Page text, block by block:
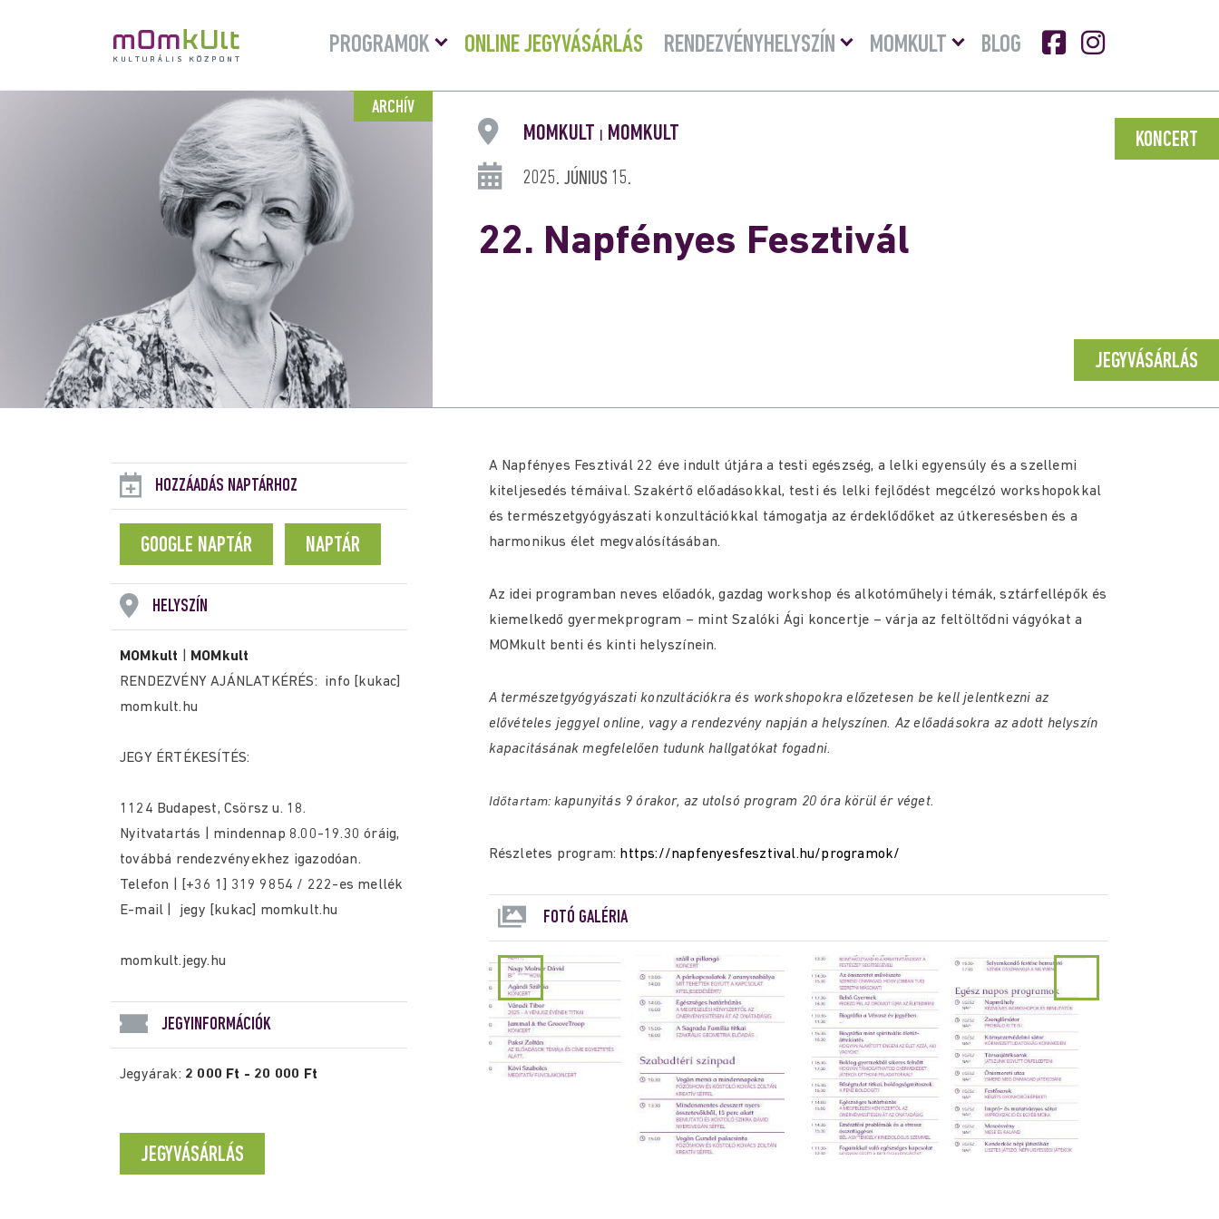
PROGRAMOK
Menü
lenyitása
ONLINE JEGYVÁSÁRLÁS RENDEZVÉNYHELYSZÍN
Menü
lenyitásaMOMKULT
Menü
lenyitása
BLOG
ARCHÍV
KONCERT
MOMKULT MOMKULT
2025. JÚNIUS 15.
22. Napfényes Fesztivál
JEGYVÁSÁRLÁS
HOZZÁADÁS NAPTÁRHOZ
GOOGLE NAPTÁR NAPTÁR
HELYSZÍN
MOMkult
MOMkult
RENDEZVÉNY AJÁNLATKÉRÉS: info [kukac]
momkult.hu
JEGY ÉRTÉKESÍTÉS:
1124 Budapest, Csörsz u. 18.
Nyitvatartás | mindennap 8.00-19.30 óráig,
továbbá rendezvényekhez igazodóan.
Telefon | [+36 1] 319 9854 / 222-es mellék
E-mail | jegy [kukac] momkult.hu
momkult.jegy.hu
JEGYINFORMÁCIÓK
Jegyárak: 2 000 Ft - 20 000 Ft
JEGYVÁSÁRLÁS
A Napfényes Fesztivál 22 éve indult útjára a testi egészség, a lelki egyensúly és a szellemi
kiteljesedés témáival. Szakértő előadásokkal, testi és lelki fejlődést megcélzó workshopokkal
és természetgyógyászati konzultációkkal támogatja az érdeklődőket az útkeresésben és a
harmonikus élet megvalósításában.
Az idei programban neves előadók, gazdag workshop és alkotóműhelyi témák, sztárfellépők és
kiemelkedő gyermekprogram – mint Szalóki Ági koncertje – várja az feltöltődni vágyókat a
MOMkult benti és kinti helyszínein.
A természetgyógyászati konzultációkra és workshopokra előzetesen be kell jelentkezni az
elővételes jeggyel online, vagy a rendezvény napján a helyszínen. Az előadásokra az adott helyszín
kapacitásának megfelelően tudunk hallgatókat fogadni.
Időtartam: kapunyitás 9 órakor, az utolsó program 20 óra körül ér véget.
Részletes program: https://napfenyesfesztival.hu/programok/
FOTÓ GALÉRIA